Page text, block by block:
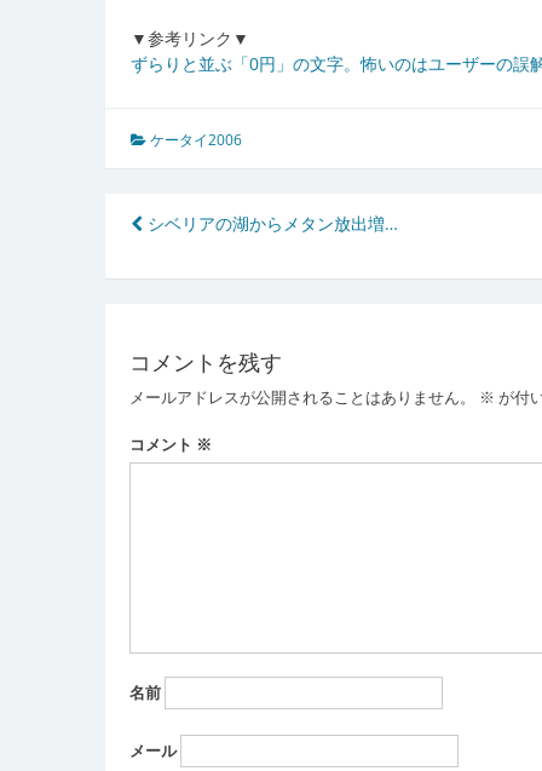
▼参考リンク▼
ずらりと並ぶ「0円」の文字。怖いのはユーザーの
ケータイ2006
投
稿
ビ
ゲ
ー
シ
シベリアの湖からメタン放出増…
コメントを残す
メールアドレスが公開されることはありません。 ※ が付
コメント ※
名前
メール